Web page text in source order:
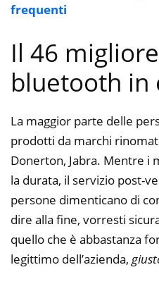
frequenti
Il 46
bluetooth in
La maggior parte delle
prodotti da marchi
Donerton, Jabra. Mentre i
la durata, il servizio post-
persone dimenticano di
dire alla fine, vorresti
quello che è abbastanza
legittimo dell’azienda,